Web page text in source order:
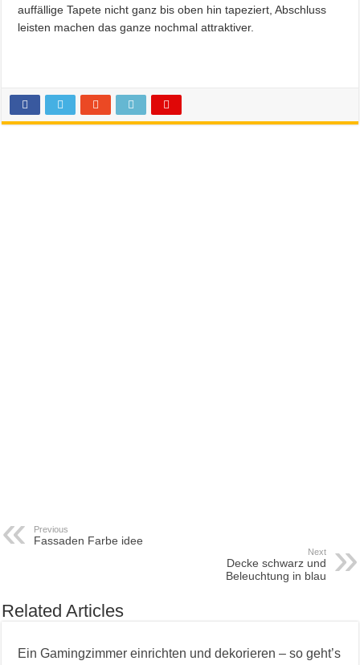
auffällige Tapete nicht ganz bis oben hin tapeziert, Abschluss
leisten machen das ganze nochmal attraktiver.
Previous
Fassaden Farbe idee
Next
Decke schwarz und
Beleuchtung in blau
Related Articles
Ein Gamingzimmer einrichten und dekorieren – so geht’s